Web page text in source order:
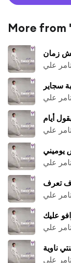
زمان
علي
سجاير
علي
أيام
علي
يوميني
علي
تعرف
علي
عليك
علي
ناوية
علي